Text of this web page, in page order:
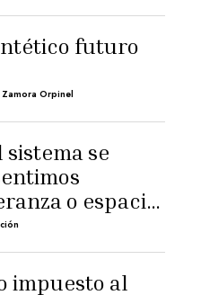
futuro
Orpinel
sistema se
o espacio
impuesto al